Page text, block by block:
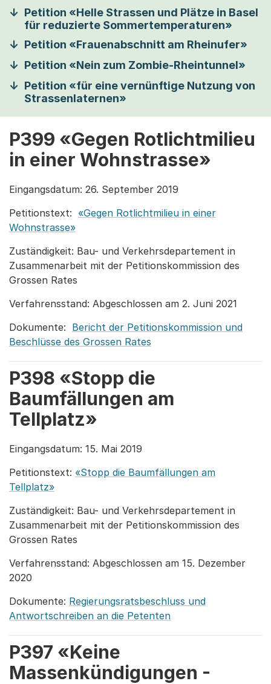
Petition «Helle Strassen und Plätze in Basel
für reduzierte Sommertemperaturen»
Petition «Frauenabschnitt am Rheinufer»
Petition «Nein zum Zombie-Rheintunnel»
Petition «für eine vernünftige Nutzung von
Strassenlaternen»
P399 «Gegen Rotlichtmilieu
in einer Wohnstrasse»
Eingangsdatum: 26. September 2019
Petitionstext: «Gegen Rotlichtmilieu in einer
Wohnstrasse»
Zuständigkeit: Bau- und Verkehrsdepartement in
Zusammenarbeit mit der Petitionskommission des
Grossen Rates
Verfahrensstand: Abgeschlossen am 2. Juni 2021
Dokumente: Bericht der Petitionskommission und
Beschlüsse des Grossen Rates
P398 «Stopp die
Baumfällungen am
Tellplatz»
Eingangsdatum: 15. Mai 2019
Petitionstext: «Stopp die Baumfällungen am
Tellplatz»
Zuständigkeit: Bau- und Verkehrsdepartement in
Zusammenarbeit mit der Petitionskommission des
Grossen Rates
Verfahrensstand: Abgeschlossen am 15. Dezember
2020
Dokumente: Regierungsratsbeschluss und
Antwortschreiben an die Petenten
P397 «Keine
Massenkündigungen -